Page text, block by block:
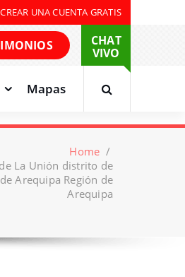
CREAR UNA CUENTA GRATIS
CHAT
VIVO
Mapas
Home /
La Unión distrito de
Arequipa Región de
Arequipa